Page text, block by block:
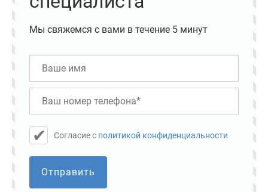
Мы свяжемся с вами в течение 5 минут
Cогласие с политикой конфиденциальности
Отправить